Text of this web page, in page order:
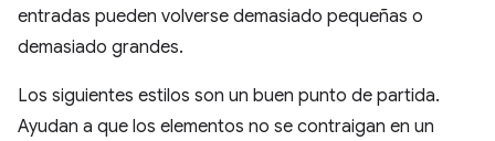
entradas pueden volverse demasiado pequeñas o
demasiado grandes.
Los siguientes estilos son un buen punto de partida.
Ayudan a que los elementos no se contraigan en un